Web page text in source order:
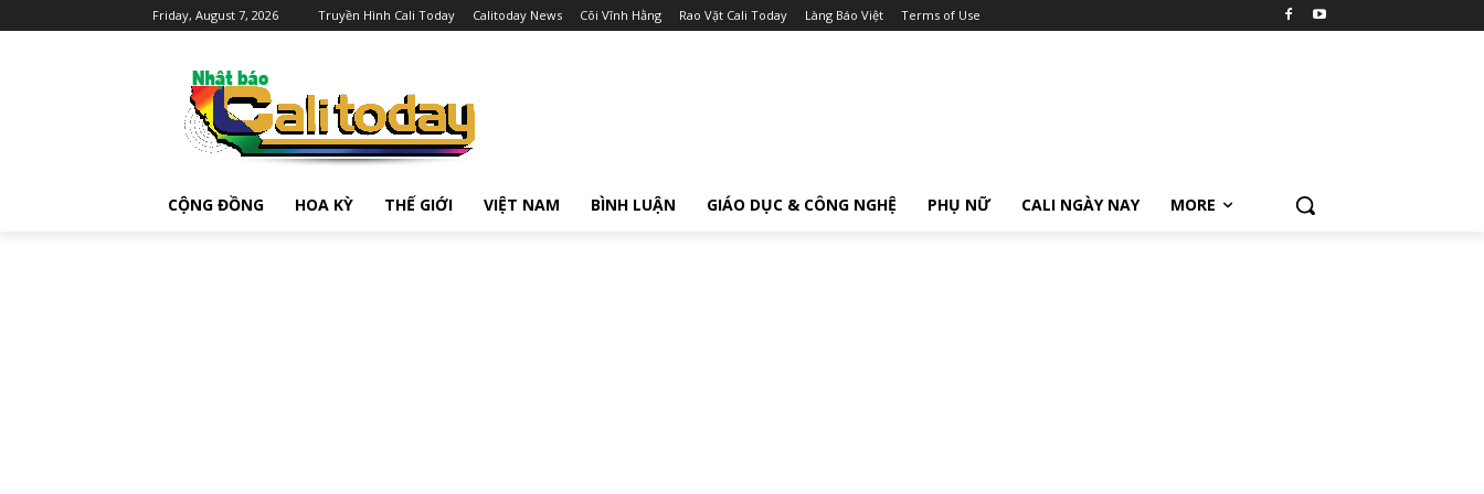
Friday, August 7, 2026 Truyền Hình Cali Today Calitoday News Cõi Vĩnh Hằng Rao Vặt Cali Today Làng Báo Việt Terms of Use
CỘNG ĐỒNG HOA KỲ THẾ GIỚI VIỆT NAM BÌNH LUẬN GIÁO DỤC & CÔNG NGHỆ PHỤ NỮ CALI NGÀY NAY MORE